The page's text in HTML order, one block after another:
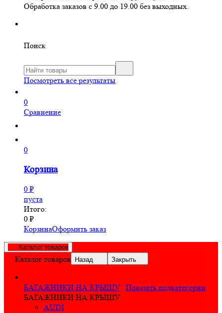
Обработка заказов с 9.00 до 19.00 без выходных.
Поиск
Посмотреть все результаты
0
Сравнение
0
Корзина
0 ₽
пуста
Итого:
0 ₽
КорзинаОформить заказ
Каталог товаров
Каталог товаров Назад Закрыть
БАГАЖНИКИ НА КРЫШУ
Показать подкатегории
БАГАЖНИКИ НА КРЫШУ
AUDI